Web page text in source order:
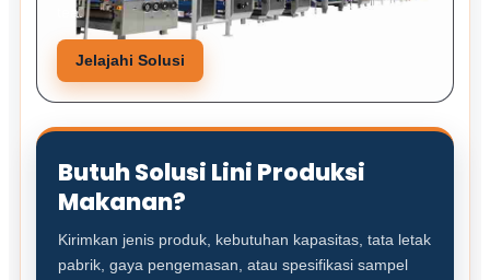
tea.
Jelajahi Solusi
Butuh Solusi Lini Produksi
Makanan?
Kirimkan jenis produk, kebutuhan kapasitas, tata letak
pabrik, gaya pengemasan, atau spesifikasi sampel